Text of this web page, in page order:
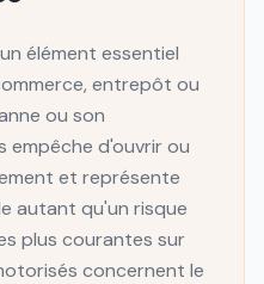
élément essentiel
entrepôt ou
ou son
empêche d'ouvrir ou
et représente
autant qu'un risque
plus courantes sur
concernent le